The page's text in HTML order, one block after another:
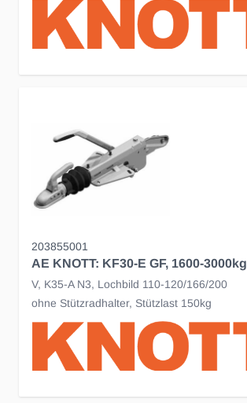
203855001
AE KNOTT: KF30-E GF, 1600-3000kg
V, K35-A N3, Lochbild 110-120/166/200
ohne Stützradhalter, Stützlast 150kg